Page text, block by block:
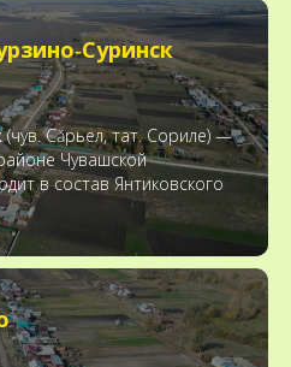
(чув. Сăрьел, тат. Сориле) —
Чувашской
в состав Янтиковского